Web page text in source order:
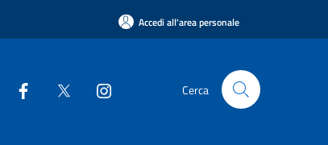
Accedi all'area personale
Cerca